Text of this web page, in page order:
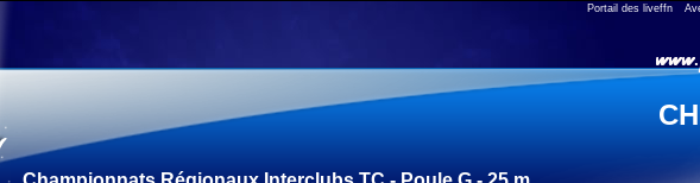
Portail des liveffn